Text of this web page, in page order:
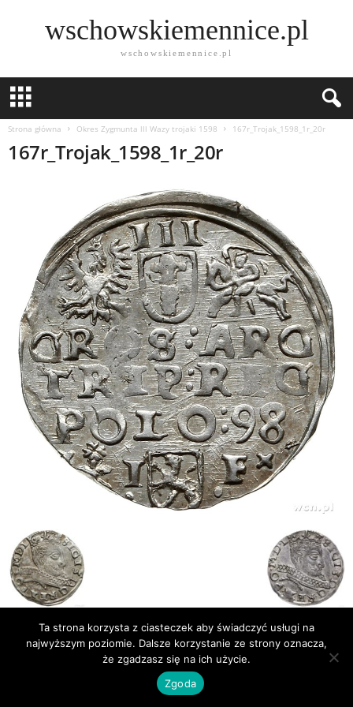
wschowskiemennice.pl
wschowskiemennice.pl
Strona główna Okres Zygmunta lll Wazy trojaki 1598 167r_Trojak_1598_1r_20r
167r_Trojak_1598_1r_20r
Publikacje
Bibliografia
© Newsmag WordPress Theme by TagDiv
Ta strona korzysta z ciasteczek aby świadczyć usługi na
najwyższym poziomie. Dalsze korzystanie ze strony oznacza,
że zgadzasz się na ich użycie.
Zgoda